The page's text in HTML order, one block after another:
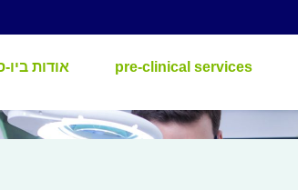
pre-clinical services
אודות